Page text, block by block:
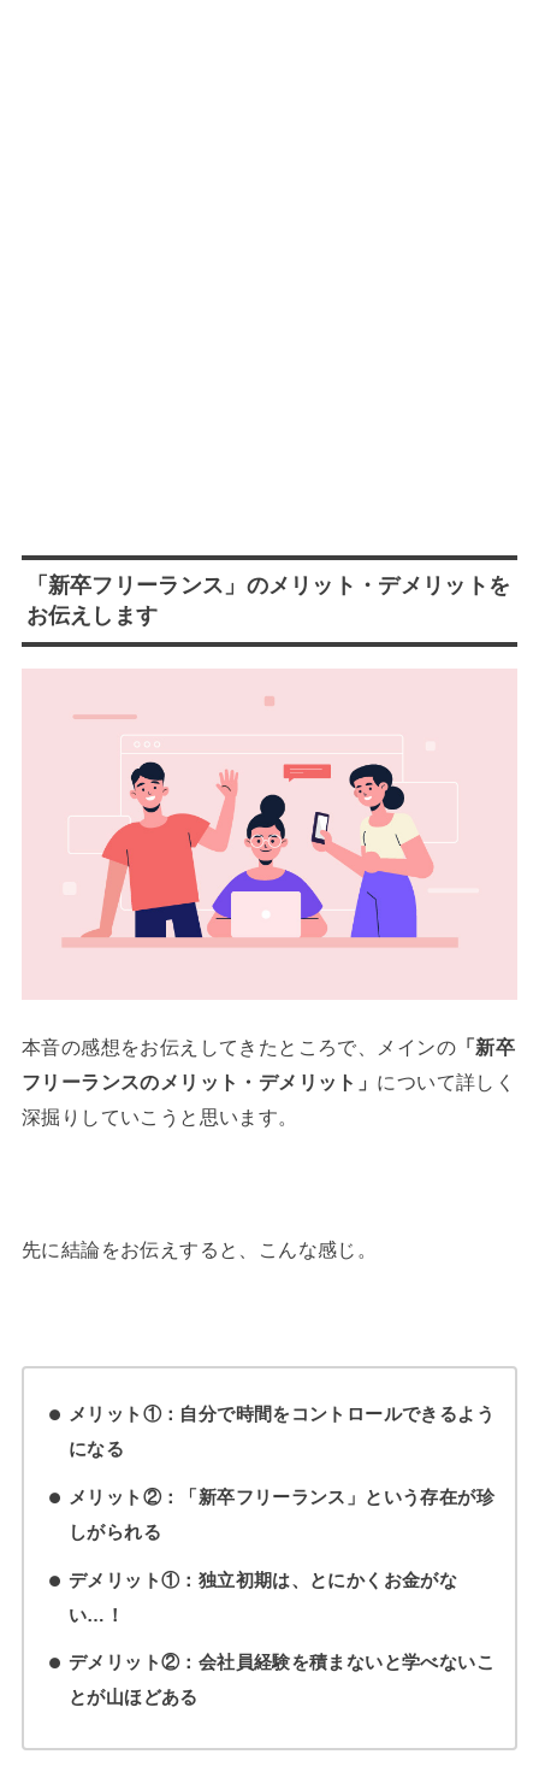
「新卒フリーランス」のメリット・デメリットを
お伝えします
本音の感想をお伝えしてきたところで、メインの「新卒
フリーランスのメリット・デメリット」 について詳しく
深掘りしていこうと思います。
先に結論をお伝えすると、こんな感じ。
メリット①：自分で時間をコントロールできるよう
になる
メリット②：「新卒フリーランス」という存在が珍
しがられる
デメリット①：独立初期は、とにかくお金がな
い…！
デメリット②：会社員経験を積まないと学べないこ
とが山ほどある